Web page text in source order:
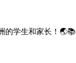
的学生和家长！🌏📚